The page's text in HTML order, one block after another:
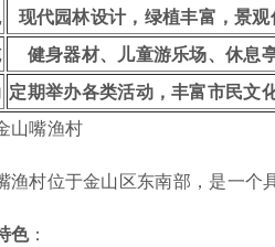
现代园林设计，绿植丰富，景观
健身器材、儿童游乐场、休息
定期举办各类活动，丰富市民文
山嘴渔村
渔村位于金山区东南部，是一个
色：